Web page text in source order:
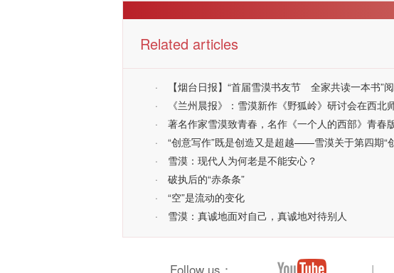
Related articles
· 【烟台日报】“首届雪漠书友节 全家共读一本书”
· 《兰州晨报》：雪漠新作《野狐岭》研讨会在西北
· 著名作家雪漠致青春，名作《一个人的西部》青春
· “创意写作”既是创造又是超越——雪漠关于第四期“
· 雪漠：现代人为何老是不能安心？
· 破执后的“赤条条”
· “空”是流动的变化
· 雪漠：真诚地面对自己，真诚地对待别人
Follow us： |